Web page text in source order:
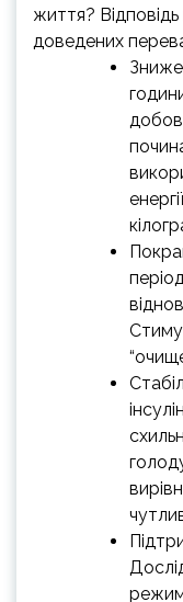
життя?
доведених
режим